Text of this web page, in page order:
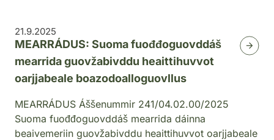
21.9.2025
MEARRÁDUS: Suoma fuođđoguovddáš
mearrida guovžabivddu heaittihuvvot
oarjjabeale boazodoalloguovllus
MEARRÁDUS Áššenummir 241/04.02.00/2025
Suoma fuođđoguovddáš mearrida dáinna
beaivemeriin guovžabivddu heaittihuvvot oarjjabeale